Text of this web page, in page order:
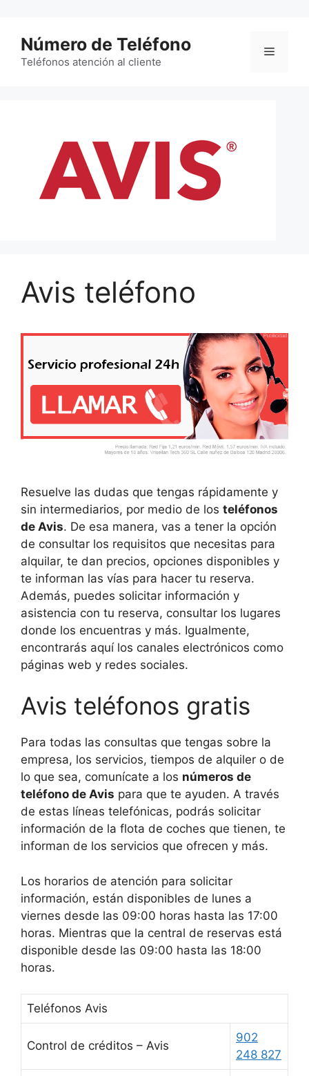
contenido
Número de Teléfono
Teléfonos atención al cliente
Menú
Avis teléfono
Resuelve las dudas que tengas rápidamente y
sin intermediarios, por medio de los teléfonos
de Avis. De esa manera, vas a tener la opción
de consultar los requisitos que necesitas para
alquilar, te dan precios, opciones disponibles y
te informan las vías para hacer tu reserva.
Además, puedes solicitar información y
asistencia con tu reserva, consultar los lugares
donde los encuentras y más. Igualmente,
encontrarás aquí los canales electrónicos como
páginas web y redes sociales.
Avis teléfonos gratis
Para todas las consultas que tengas sobre la
empresa, los servicios, tiempos de alquiler o de
lo que sea, comunícate a los números de
teléfono de Avis para que te ayuden. A través
de estas líneas telefónicas, podrás solicitar
información de la flota de coches que tienen, te
informan de los servicios que ofrecen y más.
Los horarios de atención para solicitar
información, están disponibles de lunes a
viernes desde las 09:00 horas hasta las 17:00
horas. Mientras que la central de reservas está
disponible desde las 09:00 hasta las 18:00
horas.
Teléfonos Avis
Control de créditos – Avis
902
248 827